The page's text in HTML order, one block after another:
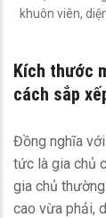
khuôn viên,
Kích thước
cách sắp
Đồng nghĩa
tức là gia chủ
gia chủ
cao vừa phải,